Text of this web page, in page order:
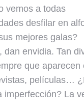
vemos a todas
desfilar en
mejores galas?
dan envidia. Tan
que aparecen
películas…
imperfección? La